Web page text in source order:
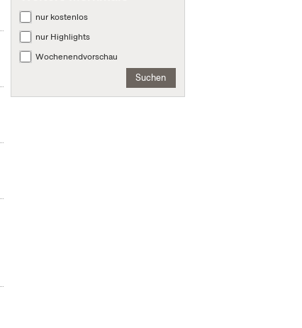
nur kostenlos
nur Highlights
Wochenendvorschau
Suchen